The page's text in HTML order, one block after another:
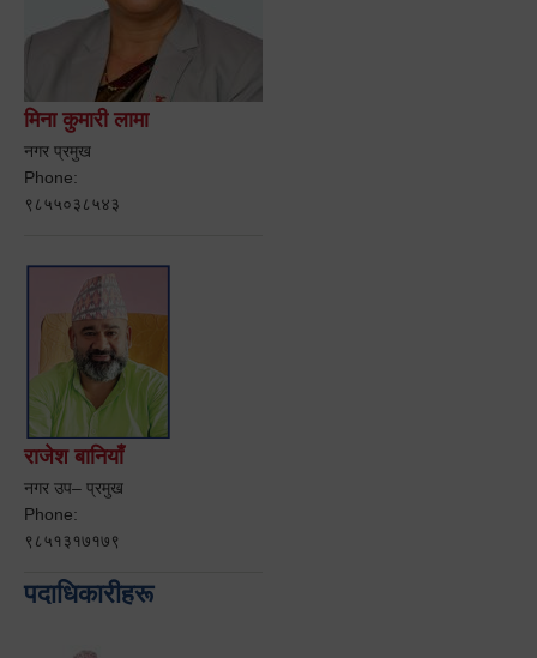
मिना कुमारी लामा
नगर प्रमुख
Phone:
९८५५०३८५४३
राजेश बानियाँ
नगर उप– प्रमुख
Phone:
९८५१३१७१७९
पदाधिकारीहरू